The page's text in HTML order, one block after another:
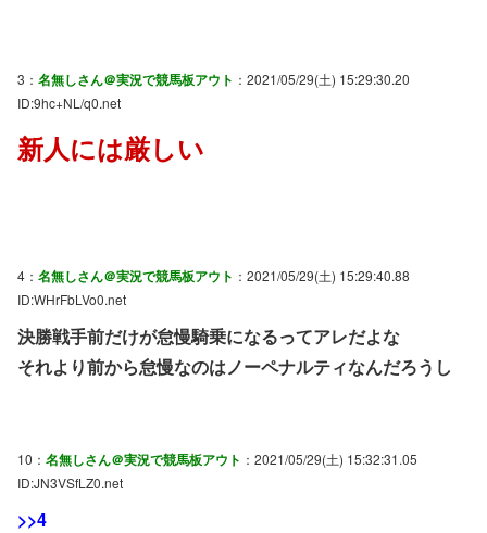
3： 名無しさん＠実況で競馬板アウト ：2021/05/29(土) 15:29:30.20
ID:9hc+NL/q0.net
新人には厳しい
4： 名無しさん＠実況で競馬板アウト ：2021/05/29(土) 15:29:40.88
ID:WHrFbLVo0.net
決勝戦手前だけが怠慢騎乗になるってアレだよな
それより前から怠慢なのはノーペナルティなんだろうし
10： 名無しさん＠実況で競馬板アウト ：2021/05/29(土) 15:32:31.05
ID:JN3VSfLZ0.net
>>4